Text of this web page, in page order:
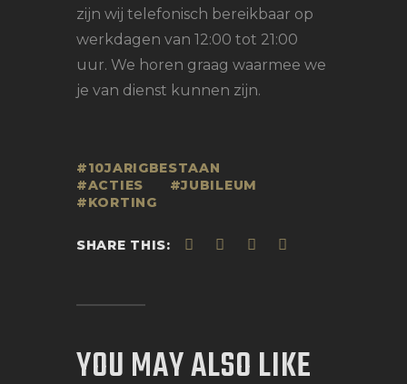
zijn wij telefonisch bereikbaar op
werkdagen van 12:00 tot 21:00
uur. We horen graag waarmee we
je van dienst kunnen zijn.
10JARIGBESTAAN
ACTIES
JUBILEUM
KORTING
SHARE THIS:
YOU MAY ALSO LIKE